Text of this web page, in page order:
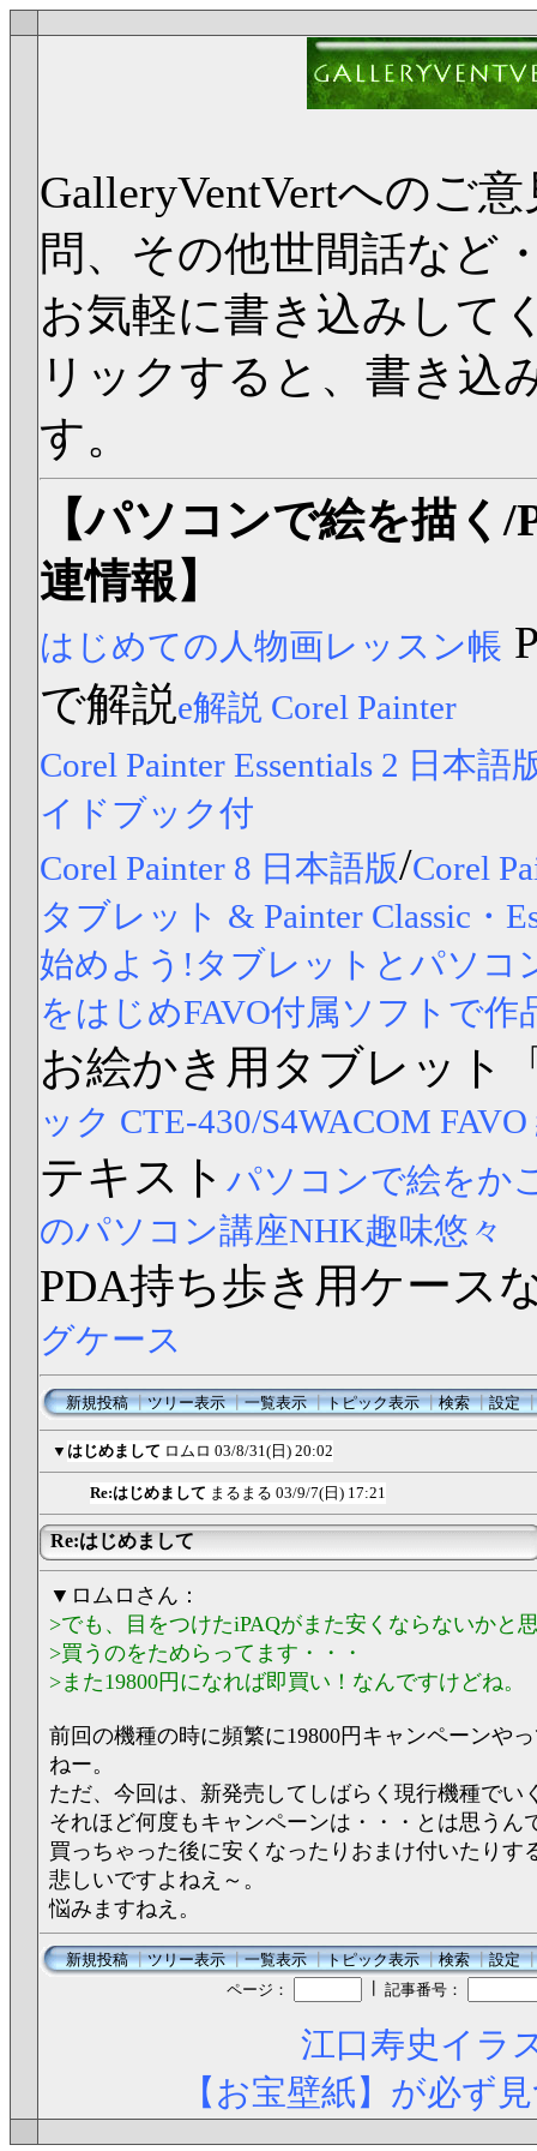
GalleryVentVertへのご
問、その他世間話など
お気軽に書き込みして
リックすると、書き込
す。
【パソコンで絵を描く
連情報】
はじめての人物画レッスン帳
で解説e解説 Corel Painter
Corel Painter Essentials 2 日本語
イドブック付
Corel Painter 8 日本語版/Corel
タブレット & Painter Classic・
始めよう!タブレットとパソコ
をはじめFAVO付属ソフトで作
お絵かき用タブレット
ック CTE-430/S4WACOM
テキスト パソコンで絵をか
のパソコン講座NHK趣味悠々
PDA持ち歩き用ケース
グケース
新規投稿┃ツリー表示┃一覧表示┃トピック表示┃検索┃設定
▼ はじめまして ロムロ 03/8/31(日) 20:02
Re:はじめまして まるまる 03/9/7(日) 17:21
Re:はじめまして
▼ロムロさん：
>でも、目をつけたiPAQがまた安くならないかと
>買うのをためらってます・・・
>また19800円になれば即買い！なんですけどね。
前回の機種の時に頻繁に19800円キャンペーンや
ねー。
ただ、今回は、新発売してしばらく現行機種でい
それほど何度もキャンペーンは・・・とは思うん
買っちゃった後に安くなったりおまけ付いたりす
悲しいですよねえ～。
悩みますねえ。
新規投稿┃ツリー表示┃一覧表示┃トピック表示┃検索┃設定
ページ：
記事番号：
江口寿史イラ
【お宝壁紙】が必ず